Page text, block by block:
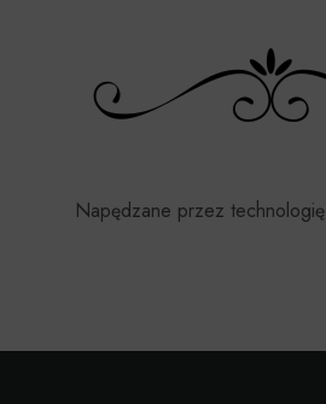
Napędzane przez technologię